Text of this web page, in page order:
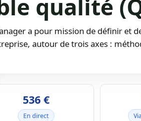
qualité
a pour mission de définir et
autour de trois axes :
536 €
En direct